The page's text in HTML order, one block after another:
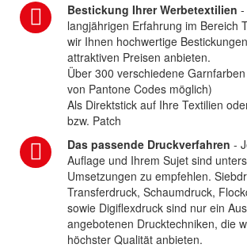
Bestickung Ihrer Werbetextilien -
langjährigen Erfahrung im Bereich
wir Ihnen hochwertige
attraktiven Preisen anbieten.
Über 300 verschiedene
von Pantone Codes möglich)
Als Direktstick auf Ihre Textilien
bzw. Patch
Das passende Druckverfahren -
Auflage und Ihrem Sujet sind
Umsetzungen zu empfehlen.
Transferdruck, Schaumdruck,
sowie Digiflexdruck sind nur ein
angebotenen Drucktechniken, die
höchster Qualität anbieten.